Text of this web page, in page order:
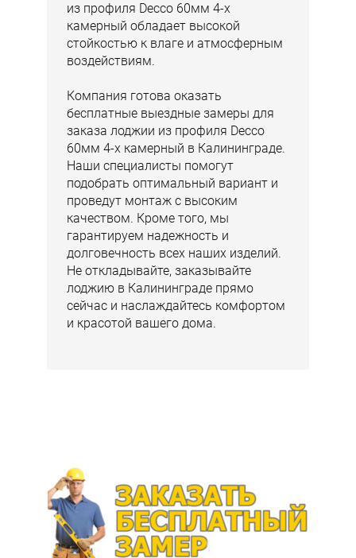
из профиля Decco 60мм 4-х
камерный обладает высокой
стойкостью к влаге и атмосферным
воздействиям.
Компания готова оказать
бесплатные выездные замеры для
заказа лоджии из профиля Decco
60мм 4-х камерный в Калининграде.
Наши специалисты помогут
подобрать оптимальный вариант и
проведут монтаж с высоким
качеством. Кроме того, мы
гарантируем надежность и
долговечность всех наших изделий.
Не откладывайте, заказывайте
лоджию в Калининграде прямо
сейчас и наслаждайтесь комфортом
и красотой вашего дома.